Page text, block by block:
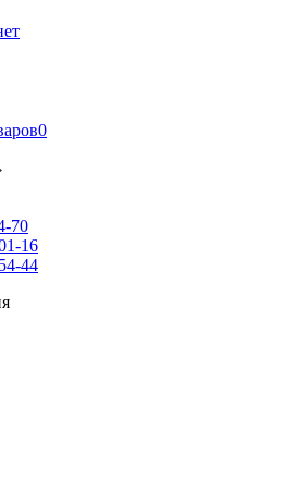
0
70
16
44